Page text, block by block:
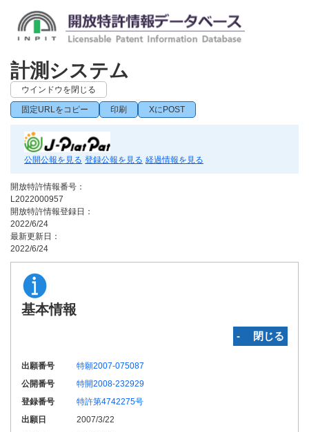
計測システム
ウインドウを閉じる
固定URLをコピー 印刷 XにPOST
公開公報を見る 登録公報を見る 経過情報を見る
開放特許情報番号：
L2022000957
開放特許情報登録日：
2022/6/24
最新更新日：
2022/6/24
基本情報
‐ 閉じる
出願番号
特願2007-075087
公開番号
特開2008-232929
登録番号
特許第4742275号
出願日
2007/3/22